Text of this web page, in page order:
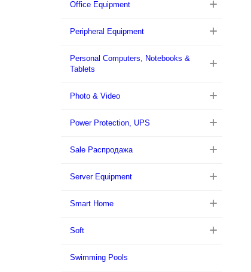
Office Equipment
Peripheral Equipment
Personal Computers, Notebooks &
Tablets
Photo & Video
Power Protection, UPS
Sale Распродажа
Server Equipment
Smart Home
Soft
Swimming Pools